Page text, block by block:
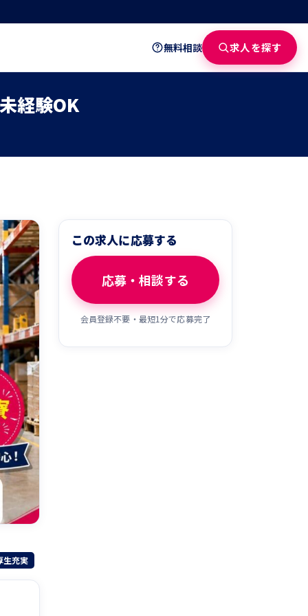
無料相談 求人を探す
経験OK
生充実
この求人に応募する
応募・相談する
会員登録不要・最短1分で応募完了